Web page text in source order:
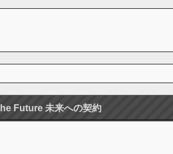
Future 未来への契約